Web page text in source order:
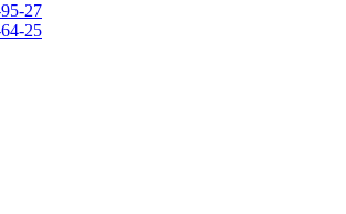
27
25